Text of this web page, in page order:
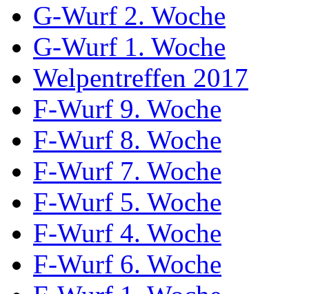
G-Wurf 2. Woche
G-Wurf 1. Woche
Welpentreffen 2017
F-Wurf 9. Woche
F-Wurf 8. Woche
F-Wurf 7. Woche
F-Wurf 5. Woche
F-Wurf 4. Woche
F-Wurf 6. Woche